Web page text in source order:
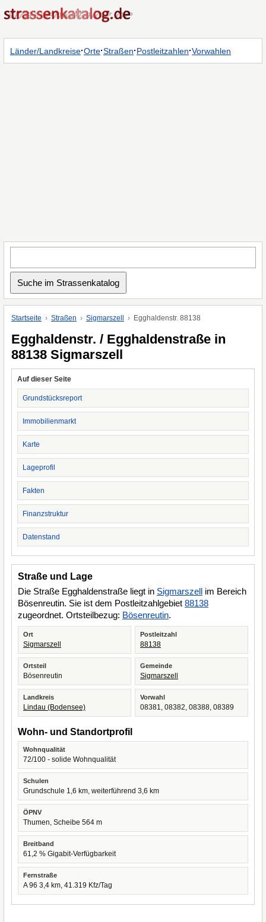
Länder/Landkreise·Orte·Straßen·Postleitzahlen·Vorwahlen
Startseite Straßen Sigmarszell Egghaldenstr. 88138
Egghaldenstr. / Egghaldenstraße in
88138 Sigmarszell
Auf dieser Seite
Grundstücksreport
Immobilienmarkt
Karte
Lageprofil
Fakten
Finanzstruktur
Datenstand
Straße und Lage
Die Straße Egghaldenstraße liegt in Sigmarszell im Bereich
Bösenreutin. Sie ist dem Postleitzahlgebiet 88138
zugeordnet. Ortsteilbezug: Bösenreutin.
Ort
Sigmarszell
Postleitzahl
88138
Ortsteil
Bösenreutin
Gemeinde
Sigmarszell
Landkreis
Lindau (Bodensee)
Vorwahl
08381, 08382, 08388, 08389
Wohn- und Standortprofil
Wohnqualität
72/100 - solide Wohnqualität
Schulen
Grundschule 1,6 km, weiterführend 3,6 km
ÖPNV
Thumen, Scheibe 564 m
Breitband
61,2 % Gigabit-Verfügbarkeit
Fernstraße
A 96 3,4 km, 41.319 Kfz/Tag